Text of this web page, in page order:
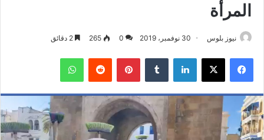
المرأة
نيوز بلوس 30 نوفمبر، 2019 0
265
فيسبوك X لينكدإن بينتيريست واتساب